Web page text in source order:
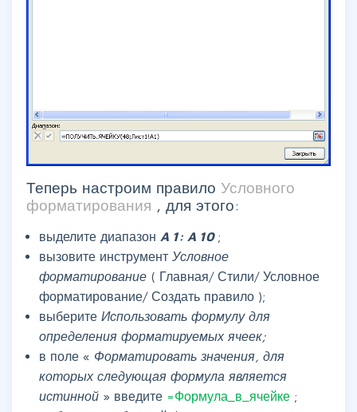
Теперь настроим правило Условного
форматирования , для этого:
выделите диапазон A 1: A 10 ;
вызовите инструмент Условное
форматирование ( Главная/ Стили/ Условное
форматирование/ Создать правило );
выберите Использовать формулу для
определения форматируемых ячеек;
в поле « Форматировать значения, для
которых следующая формула является
истинной » введите =Формула_в_ячейке ;